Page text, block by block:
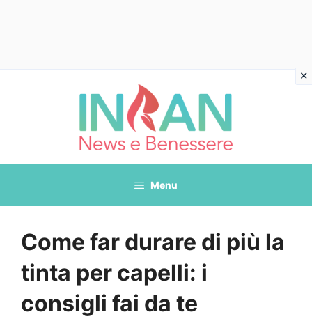
Menu
Come far durare di più la
tinta per capelli: i
consigli fai da te